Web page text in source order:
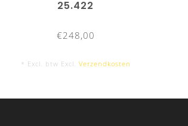
25.422
€248,00
* Excl. btw Excl. Verzendkosten